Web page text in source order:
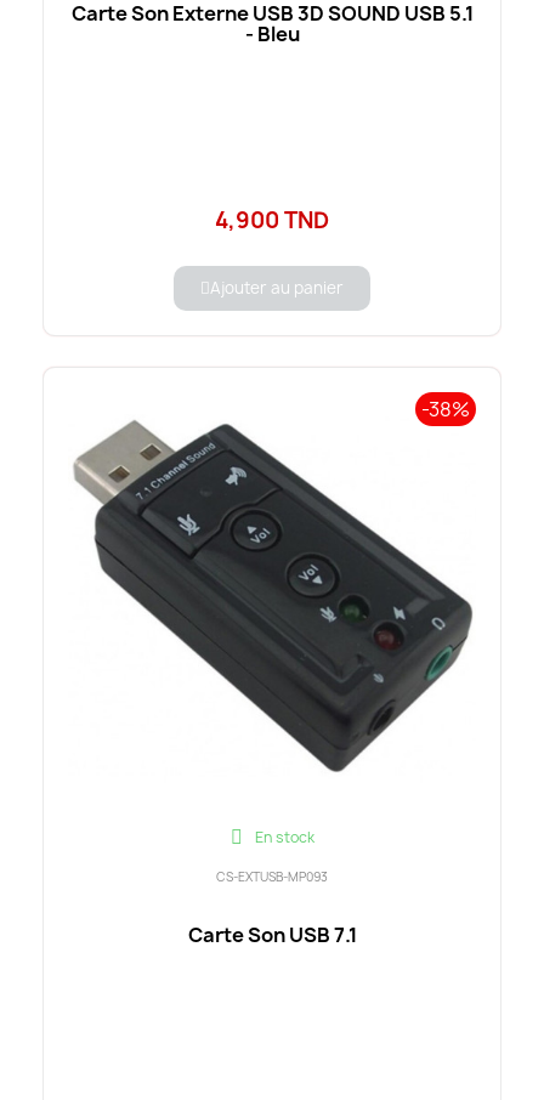
Carte Son Externe USB 3D SOUND USB 5.1
- Bleu
4,900 TND
Ajouter au panier
-38%
En stock
CS-EXTUSB-MP093
Carte Son USB 7.1